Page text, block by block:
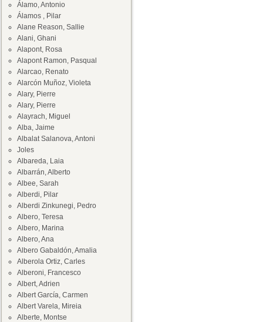
Álamo, Antonio
Álamos , Pilar
Alane Reason, Sallie
Alani, Ghani
Alapont, Rosa
Alapont Ramon, Pasqual
Alarcao, Renato
Alarcón Muñoz, Violeta
Alary, Pierre
Alary, Pierre
Alayrach, Miguel
Alba, Jaime
Albalat Salanova, Antoni
Joles
Albareda, Laia
Albarrán, Alberto
Albee, Sarah
Alberdi, Pilar
Alberdi Zinkunegi, Pedro
Albero, Teresa
Albero, Marina
Albero, Ana
Albero Gabaldón, Amalia
Alberola Ortiz, Carles
Alberoni, Francesco
Albert, Adrien
Albert García, Carmen
Albert Varela, Mireia
Alberte, Montse